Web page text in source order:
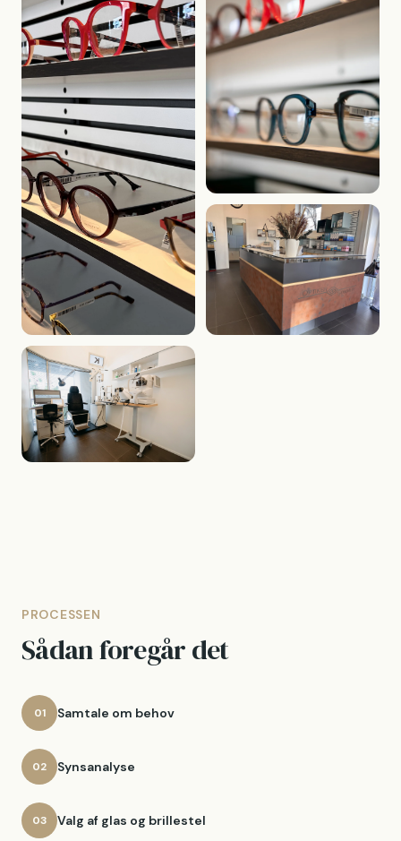
PROCESSEN
Sådan foregår det
01 Samtale om behov
02 Synsanalyse
03 Valg af glas og brillestel